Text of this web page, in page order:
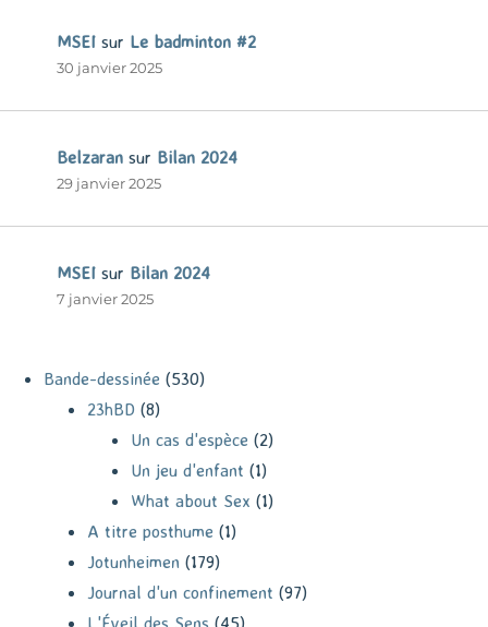
MSEI sur Le badminton #2
30 janvier 2025
Belzaran sur Bilan 2024
29 janvier 2025
MSEI sur Bilan 2024
7 janvier 2025
Bande-dessinée (530)
23hBD (8)
Un cas d'espèce (2)
Un jeu d'enfant (1)
What about Sex (1)
A titre posthume (1)
Jotunheimen (179)
Journal d'un confinement (97)
L'Éveil des Sens (45)